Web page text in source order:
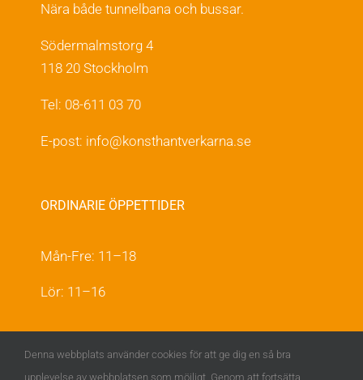
Nära både tunnelbana och bussar.
Södermalmstorg 4
118 20 Stockholm
Tel: 08-611 03 70
E-post: info@konsthantverkarna.se
ORDINARIE ÖPPETTIDER
Mån-Fre: 11–18
Lör: 11–16
INSTAGRAM
Denna webbplats använder cookies för att ge dig en så bra
upplevelse av webbplatsen som möjligt. Genom att fortsätta